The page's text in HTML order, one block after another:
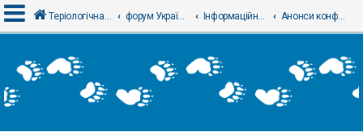
х
і
Теріологічна школа форум Українського теріологічного товариства Інформаційний відділ Анонси конференцій, семінарів, презентацій - Анонсы